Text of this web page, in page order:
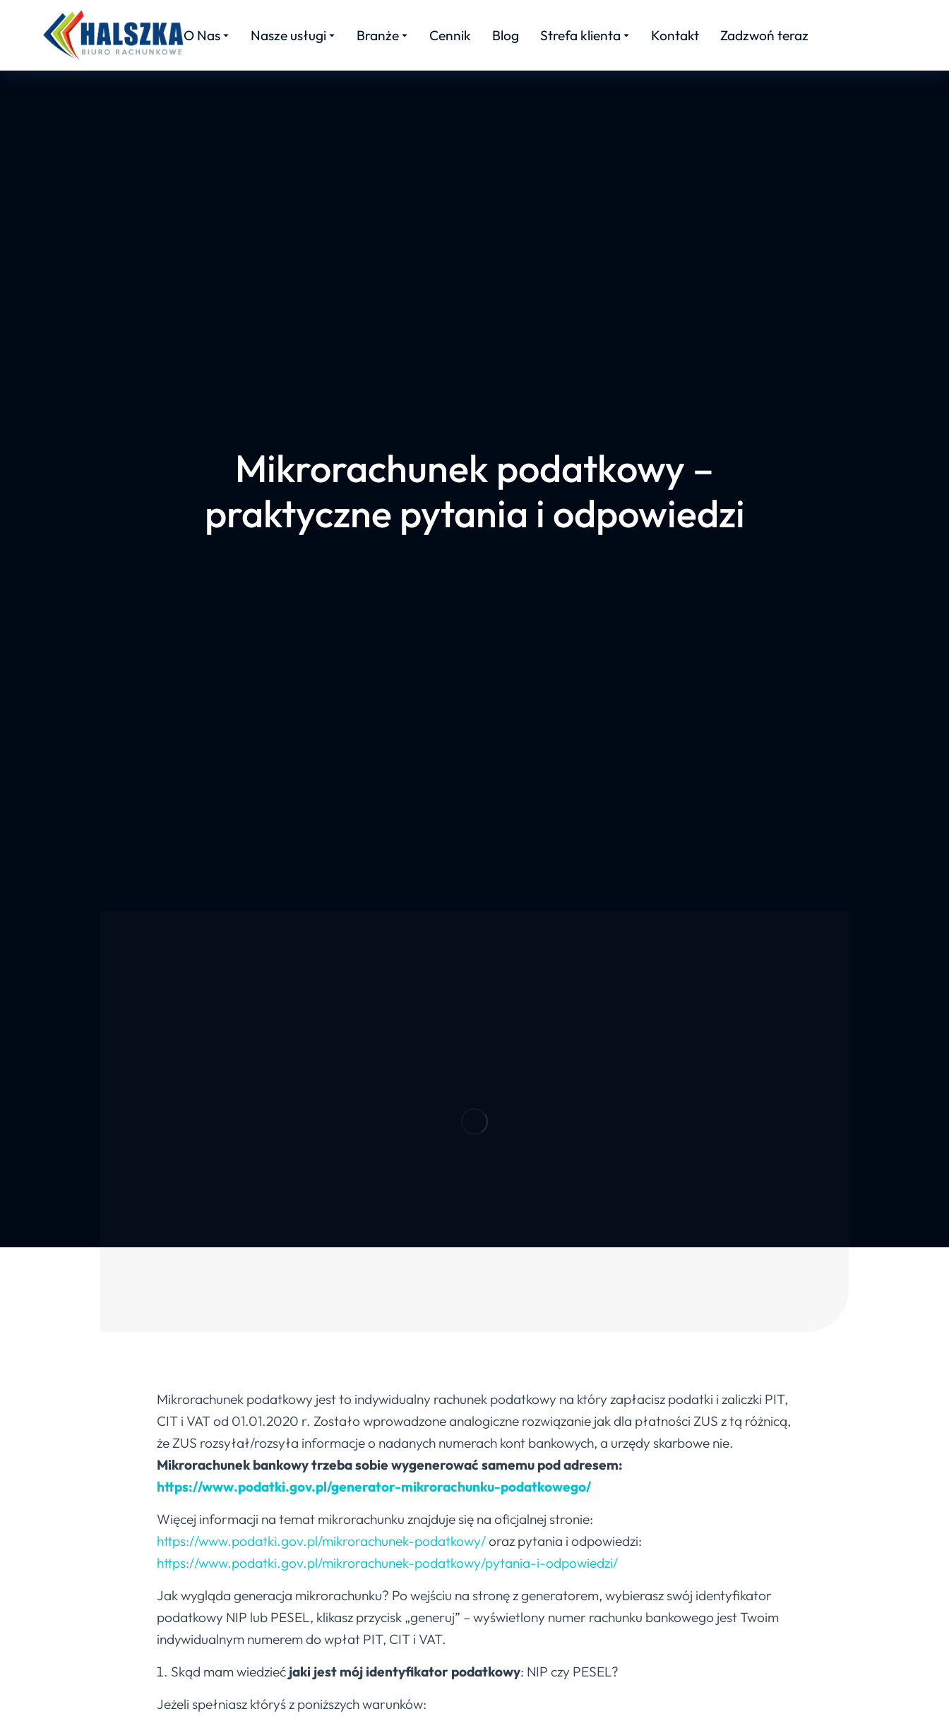
O Nas Nasze usługi Branże Cennik Blog Strefa klienta Kontakt Zadzwoń teraz
Mikrorachunek podatkowy –
praktyczne pytania i odpowiedzi
Mikrorachunek podatkowy jest to indywidualny rachunek podatkowy na który zapłacisz podatki i zaliczki PIT,
CIT i VAT od 01.01.2020 r. Zostało wprowadzone analogiczne rozwiązanie jak dla płatności ZUS z tą różnicą,
że ZUS rozsyłał/rozsyła informacje o nadanych numerach kont bankowych, a urzędy skarbowe nie.
Mikrorachunek bankowy trzeba sobie wygenerować samemu pod adresem:
https://www.podatki.gov.pl/generator-mikrorachunku-podatkowego/
Więcej informacji na temat mikrorachunku znajduje się na oficjalnej stronie:
https://www.podatki.gov.pl/mikrorachunek-podatkowy/oraz pytania i odpowiedzi:
https://www.podatki.gov.pl/mikrorachunek-podatkowy/pytania-i-odpowiedzi/
Jak wygląda generacja mikrorachunku? Po wejściu na stronę z generatorem, wybierasz swój identyfikator
podatkowy NIP lub PESEL, klikasz przycisk „generuj” – wyświetlony numer rachunku bankowego jest Twoim
indywidualnym numerem do wpłat PIT, CIT i VAT.
Skąd mam wiedzieć jaki jest mój identyfikator podatkowy: NIP czy PESEL?
Jeżeli spełniasz któryś z poniższych warunków: